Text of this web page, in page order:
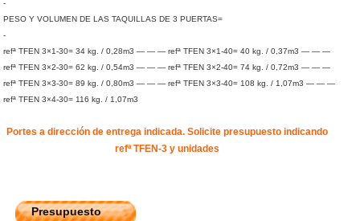
-
PESO Y VOLUMEN DE LAS TAQUILLAS DE 3 PUERTAS=
-
refª TFEN 3×1-30= 34 kg. / 0,28m3 — — — refª TFEN 3×1-40= 40 kg. / 0,37m3 — — —
refª TFEN 3×2-30= 62 kg. / 0,54m3 — — — refª TFEN 3×2-40= 74 kg. / 0,72m3 — — —
refª TFEN 3×3-30= 89 kg. / 0,80m3 — — — refª TFEN 3×3-40= 108 kg. / 1,07m3 — — —
refª TFEN 3×4-30= 116 kg. / 1,07m3
Portes a dirección de entrega indicada. Solicite presupuesto indicando
refª TFEN-3 y unidades
Presupuesto